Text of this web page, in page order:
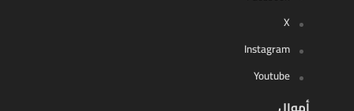
X
Instagram
Youtube